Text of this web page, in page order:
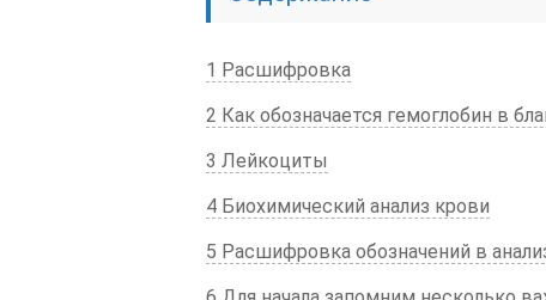
1 Расшифровка
2 Как обозначается гемоглобин в
3 Лейкоциты
4 Биохимический анализ крови
5 Расшифровка обозначений в